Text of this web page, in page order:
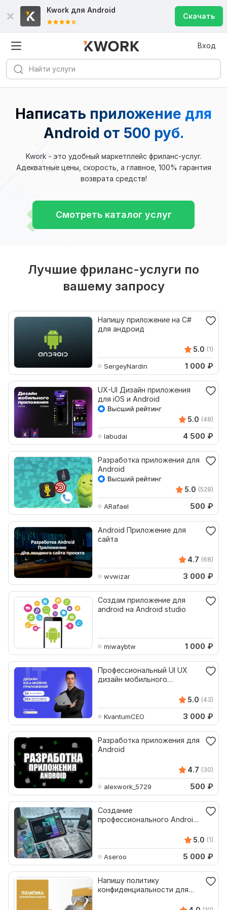
Kwork для Android
Скачать
Вход
Написать приложение для
Android от 500 руб.
Kwork - это удобный маркетплейс фриланс-услуг.
Адекватные цены, скорость, а главное, 100% гарантия
возврата средств!
Смотреть каталог услуг
Лучшие фриланс-услуги по
вашему запросу
Напишу приложение на C#
для андроид
5.0 (1)
SergeyNardin 1 000 ₽
UX-UI Дизайн приложения
для iOS и Android
5.0 (48)
labudai 4 500 ₽
Разработка приложения для
Android
5.0 (528)
ARafael 500 ₽
Android Приложение для
сайта
4.7 (68)
wvwizar 3 000 ₽
Создам приложение для
android на Android studio
miwaybtw 1 000 ₽
Профессиональный UI UX
дизайн мобильного
5.0 (43)
KvantumCEO 3 000 ₽
Разработка приложения для
Android
4.7 (30)
alexwork_5729 500 ₽
Создание
профессионального Android-
5.0 (1)
Aseroo 5 000 ₽
Напишу политику
конфиденциальности для